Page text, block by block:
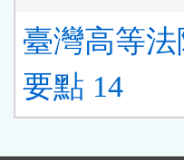
臺灣高等
要點 14